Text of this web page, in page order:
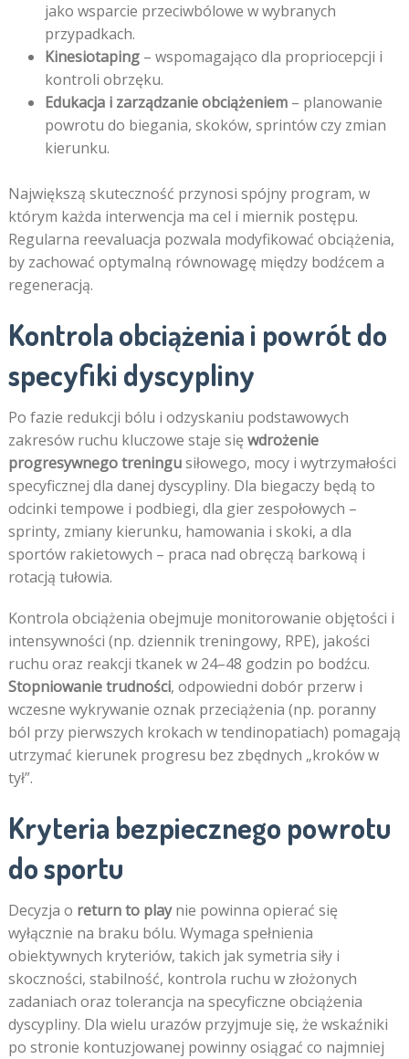
jako wsparcie przeciwbólowe w wybranych
przypadkach.
Kinesiotaping– wspomagająco dla propriocepcji i
kontroli obrzęku.
Edukacja i zarządzanie obciążeniem– planowanie
powrotu do biegania, skoków, sprintów czy zmian
kierunku.
Największą skuteczność przynosi spójny program, w
którym każda interwencja ma cel i miernik postępu.
Regularna reevaluacja pozwala modyfikować obciążenia,
by zachować optymalną równowagę między bodźcem a
regeneracją.
Kontrola obciążenia i powrót do
specyfiki dyscypliny
Po fazie redukcji bólu i odzyskaniu podstawowych
zakresów ruchu kluczowe staje się wdrożenie
progresywnego treningusiłowego, mocy i wytrzymałości
specyficznej dla danej dyscypliny. Dla biegaczy będą to
odcinki tempowe i podbiegi, dla gier zespołowych –
sprinty, zmiany kierunku, hamowania i skoki, a dla
sportów rakietowych – praca nad obręczą barkową i
rotacją tułowia.
Kontrola obciążenia obejmuje monitorowanie objętości i
intensywności (np. dziennik treningowy, RPE), jakości
ruchu oraz reakcji tkanek w 24–48 godzin po bodźcu.
Stopniowanie trudności, odpowiedni dobór przerw i
wczesne wykrywanie oznak przeciążenia (np. poranny
ból przy pierwszych krokach w tendinopatiach) pomagają
utrzymać kierunek progresu bez zbędnych „kroków w
tył”.
Kryteria bezpiecznego powrotu
do sportu
Decyzja o return to playnie powinna opierać się
wyłącznie na braku bólu. Wymaga spełnienia
obiektywnych kryteriów, takich jak symetria siły i
skoczności, stabilność, kontrola ruchu w złożonych
zadaniach oraz tolerancja na specyficzne obciążenia
dyscypliny. Dla wielu urazów przyjmuje się, że wskaźniki
po stronie kontuzjowanej powinny osiągać co najmniej